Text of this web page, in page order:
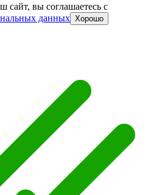
сайт, вы соглашаетесь c
данных Хорошо